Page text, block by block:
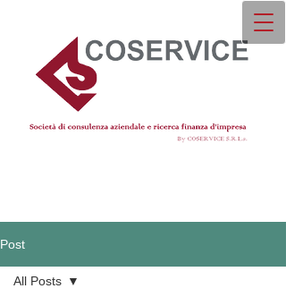
Post
All Posts